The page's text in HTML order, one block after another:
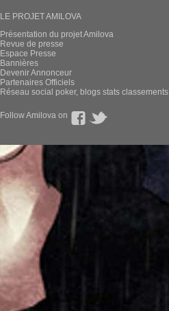
LE PROJET AMILOVA
Présentation du projet Amilova
Revue de presse
Espace Presse
Bannières
Devenir Annonceur
Partenaires Officiels
Réseau social poker, blogs stats classements
Follow Amilova on